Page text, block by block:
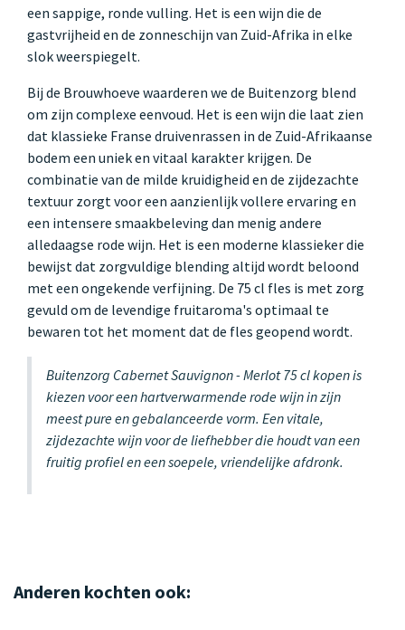
een sappige, ronde vulling. Het is een wijn die de
gastvrijheid en de zonneschijn van Zuid-Afrika in elke
slok weerspiegelt.
Bij de Brouwhoeve waarderen we de Buitenzorg blend
om zijn complexe eenvoud. Het is een wijn die laat zien
dat klassieke Franse druivenrassen in de Zuid-Afrikaanse
bodem een uniek en vitaal karakter krijgen. De
combinatie van de milde kruidigheid en de zijdezachte
textuur zorgt voor een aanzienlijk vollere ervaring en
een intensere smaakbeleving dan menig andere
alledaagse rode wijn. Het is een moderne klassieker die
bewijst dat zorgvuldige blending altijd wordt beloond
met een ongekende verfijning. De 75 cl fles is met zorg
gevuld om de levendige fruitaroma's optimaal te
bewaren tot het moment dat de fles geopend wordt.
Buitenzorg Cabernet Sauvignon - Merlot 75 cl kopen is
kiezen voor een hartverwarmende rode wijn in zijn
meest pure en gebalanceerde vorm. Een vitale,
zijdezachte wijn voor de liefhebber die houdt van een
fruitig profiel en een soepele, vriendelijke afdronk.
Anderen kochten ook: